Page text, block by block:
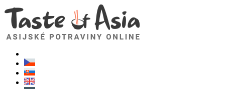
TasteOfAsia.cz
Neváhejte se zeptat. Jsem tady pro vás!